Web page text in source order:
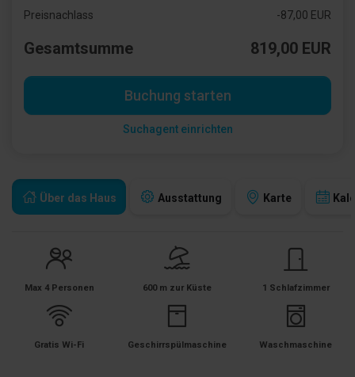
Über das Haus Ausstattung Karte
Max 4 Personen 600 m zur Küste 1 Schlafzimmer
Gratis Wi-Fi Geschirrspülmaschine Waschmaschine
Preisnachlass -87,00 EUR
Gesamtsumme 819,00 EUR
Buchung starten
Suchagent einrichten